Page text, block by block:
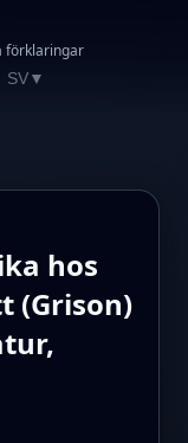
förklaringar
SV ▼
hos
(Grison)